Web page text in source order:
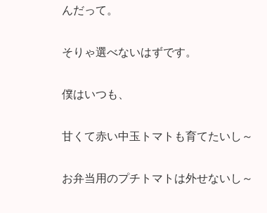
んだって。
そりゃ選べないはずです。
僕はいつも、
甘くて赤い中玉トマトも育てたいし～
お弁当用のプチトマトは外せないし～